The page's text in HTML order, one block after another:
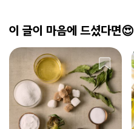
이 글이 마음에 드셨다면😍